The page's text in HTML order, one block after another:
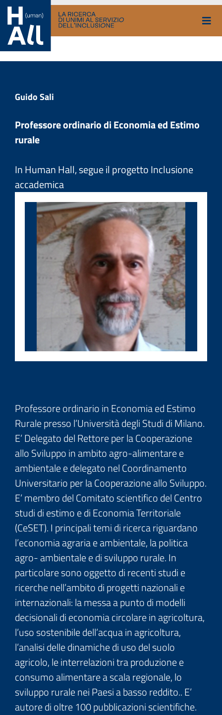
Vai
contenuto
Guido Sali
Professore ordinario di Economia ed Estimo
rurale
In Human Hall, segue il progetto Inclusione
accademica
Professore ordinario in Economia ed Estimo
Rurale presso l’Università degli Studi di Milano.
E’ Delegato del Rettore per la Cooperazione
allo Sviluppo in ambito agro-alimentare e
ambientale e delegato nel Coordinamento
Universitario per la Cooperazione allo Sviluppo.
E’ membro del Comitato scientifico del Centro
studi di estimo e di Economia Territoriale
(CeSET). I principali temi di ricerca riguardano
l’economia agraria e ambientale, la politica
agro- ambientale e di sviluppo rurale. In
particolare sono oggetto di recenti studi e
ricerche nell’ambito di progetti nazionali e
internazionali: la messa a punto di modelli
decisionali di economia circolare in agricoltura,
l’uso sostenibile dell’acqua in agricoltura,
l’analisi delle dinamiche di uso del suolo
agricolo, le interrelazioni tra produzione e
consumo alimentare a scala regionale, lo
sviluppo rurale nei Paesi a basso reddito.. E’
autore di oltre 100 pubblicazioni scientifiche.